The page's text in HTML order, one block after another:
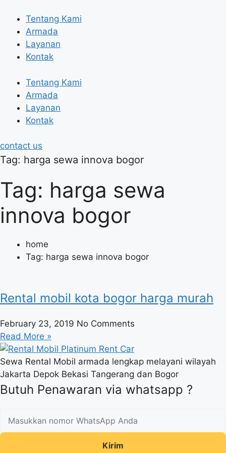
content
Tentang Kami
Armada
Layanan
Kontak
Tentang Kami
Armada
Layanan
Kontak
contact us
Tag: harga sewa innova bogor
Tag: harga sewa
innova bogor
home
Tag: harga sewa innova bogor
Rental mobil kota bogor harga murah
February 23, 2019 No Comments
Read More »
Sewa Rental Mobil armada lengkap melayani wilayah
Jakarta Depok Bekasi Tangerang dan Bogor
Butuh Penawaran via whatsapp ?
Kirim